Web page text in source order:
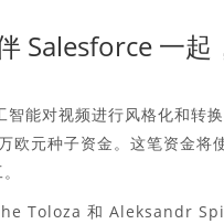
Salesforce 一
能对视频进行风格化和转
元种子资金。这笔资金将
Toloza 和 Aleksandr